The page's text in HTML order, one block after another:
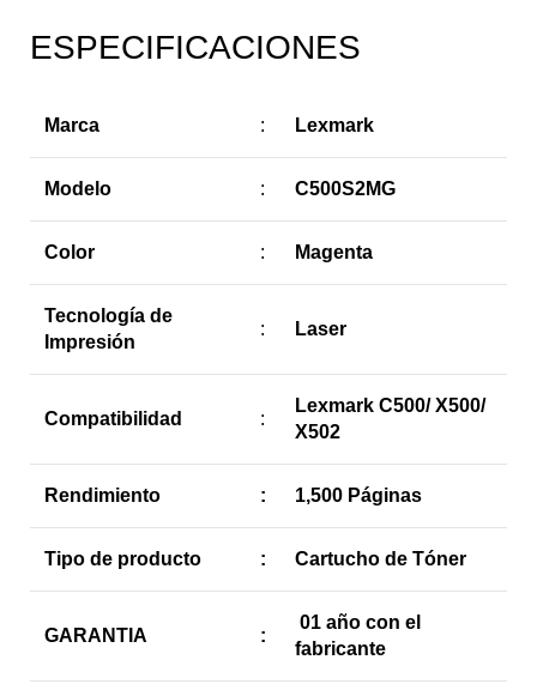
ESPECIFICACIONES
Marca : Lexmark
Modelo : C500S2MG
Color : Magenta
Tecnología de
Impresión
: Laser
Compatibilidad :
Lexmark C500/ X500/
X502
Rendimiento : 1,500 Páginas
Tipo de producto : Cartucho de Tóner
GARANTIA :
01 año con el
fabricante